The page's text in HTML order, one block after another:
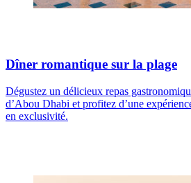
Dîner romantique sur la plage
Dégustez un délicieux repas
d’Abou Dhabi et profitez d’une
en exclusivité.